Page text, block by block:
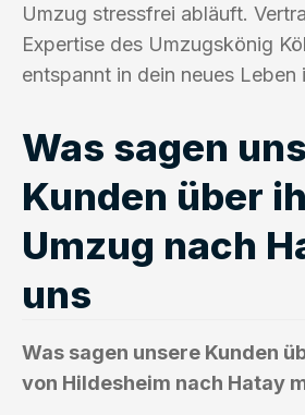
Umzug stressfrei abläuft.
Expertise des Umzugskönig
entspannt in dein neues Leben
Was sagen
Kunden über
Umzug nach
uns
Was sagen unsere Kunden
von Hildesheim nach Hatay